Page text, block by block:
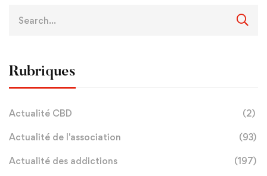
Rubriques
Actualité CBD (2)
Actualité de l'association (93)
Actualité des addictions (197)